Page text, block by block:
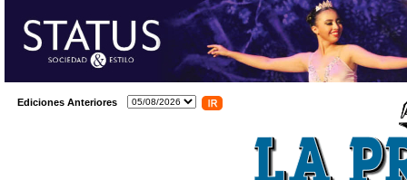
Ediciones Anteriores